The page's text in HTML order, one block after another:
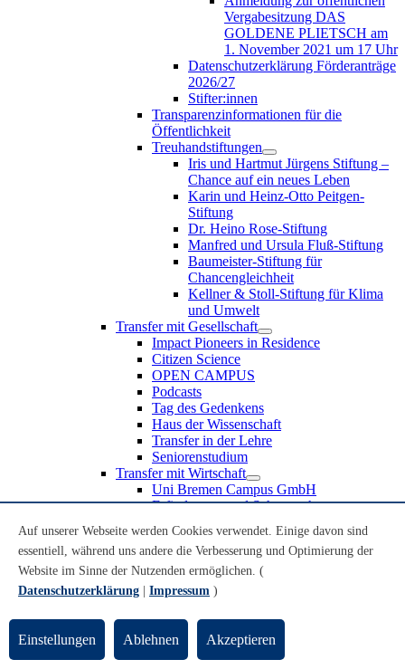
Vergabesitzung DAS
GOLDENE PLIETSCH am
1. November 2021 um 17 Uhr
Datenschutzerklärung Förderanträge
2026/27
Stifter:innen
Transparenzinformationen für die
Öffentlichkeit
Treuhandstiftungen
Iris und Hartmut Jürgens Stiftung –
Chance auf ein neues Leben
Karin und Heinz-Otto Peitgen-
Stiftung
Dr. Heino Rose-Stiftung
Manfred und Ursula Fluß-Stiftung
Baumeister-Stiftung für
Chancengleichheit
Kellner & Stoll-Stiftung für Klima
und Umwelt
Transfer mit Gesellschaft
Impact Pioneers in Residence
Citizen Science
OPEN CAMPUS
Podcasts
Tag des Gedenkens
Haus der Wissenschaft
Transfer in der Lehre
Seniorenstudium
Transfer mit Wirtschaft
Uni Bremen Campus GmbH
Erfindungen und Schutzrechte
Recruiting an der Universität Bremen
Weiterbildung an der Universität Bremen
Transfer mit Schule
Schülerinnen und Schüler
Schulklassen
Lehrkräfte
Gründungsunterstützung
Auf unserer Webseite werden Cookies verwendet. Einige davon sind
essentiell, während uns andere die Verbesserung und Optimierung der
Website im Sinne der Nutzenden ermöglichen. (
Datenschutzerklärung
Impressum )
Einstellungen Ablehnen Akzeptieren